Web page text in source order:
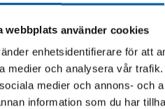
webbplats använder cookies
enhetsidentifierare för att
medier och analysera vår
medier och annons- och
information som du har